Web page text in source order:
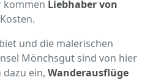
kommen Liebhaber von
und die malerischen
Mönchsgut sind von hier
ein, Wanderausflüge